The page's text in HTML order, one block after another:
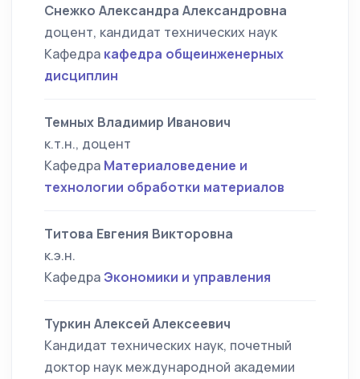
Снежко Александра Александровна
доцент, кандидат технических наук
Кафедра кафедра общеинженерных
дисциплин
Темных Владимир Иванович
к.т.н., доцент
Кафедра Материаловедение и
технологии обработки материалов
Титова Евгения Викторовна
к.э.н.
КафедраЭкономики и управления
Туркин Алексей Алексеевич
Кандидат технических наук, почетный
доктор наук международной академии